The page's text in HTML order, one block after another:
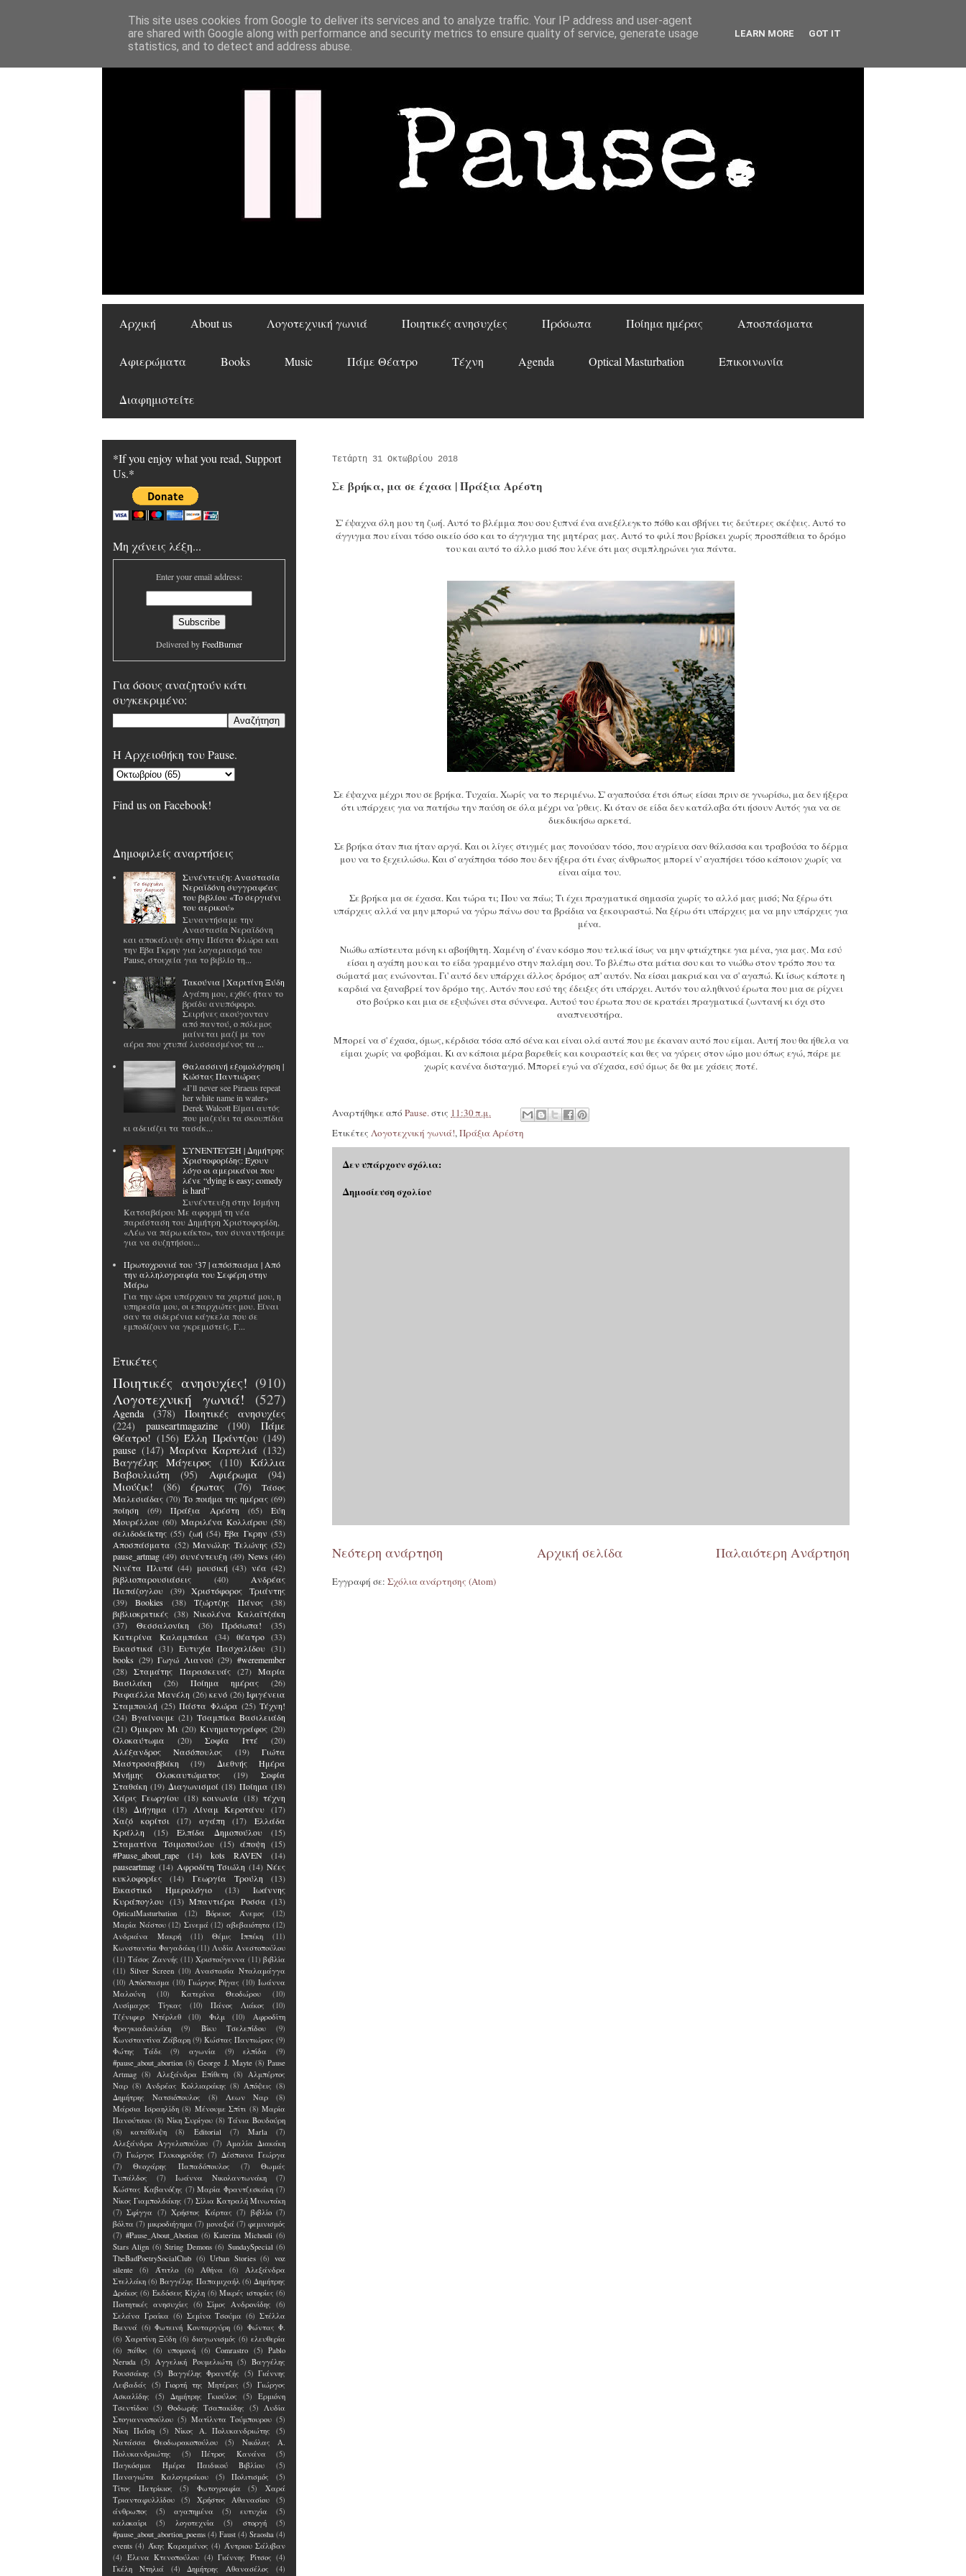
Αρχική About us Λογοτεχνική γωνιά Ποιητικές ανησυχίες Πρόσωπα Ποίημα ημέρας Αποσπάσματα
Αφιερώματα Books Music Πάμε Θέατρο Τέχνη Agenda Optical Masturbation Επικοινωνία
Διαφημιστείτε
Τετάρτη 31 Οκτωβρίου 2018
Σε βρήκα, μα σε έχασα | Πράξια Αρέστη
Σ' έψαχνα όλη μου τη ζωή. Αυτό το βλέμμα που σου ξυπνά ένα ανεξέλεγκτο πόθο και σβήνει τις δεύτερες σκέψεις. Αυτό το
άγγιγμα που είναι τόσο οικείο όσο και το άγγιγμα της μητέρας μας. Αυτό το φιλί που βρίσκει χωρίς προσπάθεια το δρόμο
του και αυτό το άλλο μισό που λένε ότι μας συμπληρώνει για πάντα.
Σε έψαχνα μέχρι που σε βρήκα. Τυχαία. Χωρίς να το περιμένω. Σ' αγαπούσα έτσι όπως είσαι πριν σε γνωρίσω, μα δεν ήξερα
ότι υπάρχεις για να πατήσω την παύση σε όλα μέχρι να 'ρθεις. Κι όταν σε είδα δεν κατάλαβα ότι ήσουν Αυτός για να σε
διεκδικήσω αρκετά.
Σε βρήκα όταν πια ήταν αργά. Και οι λίγες στιγμές μας πονούσαν τόσο, που αγρίευα σαν θάλασσα και τραβούσα το δέρμα
μου να το ξεχειλώσω. Και σ' αγάπησα τόσο που δεν ήξερα ότι ένας άνθρωπος μπορεί ν' αγαπήσει τόσο κάποιον χωρίς να
είναι αίμα του.
Σε βρήκα μα σε έχασα. Και τώρα τι; Που να πάω; Τι έχει πραγματικά σημασία χωρίς το αλλό μας μισό; Να ξέρω ότι
υπάρχεις αλλά να μην μπορώ να γύρω πάνω σου τα βράδια να ξεκουραστώ. Να ξέρω ότι υπάρχεις μα να μην υπάρχεις για
μένα.
Νιώθω απίστευτα μόνη κι αβοήθητη. Χαμένη σ' έναν κόσμο που τελικά ίσως να μην φτιάχτηκε για μένα, για μας. Μα εσύ
είσαι η αγάπη μου και το είδα γραμμένο στην παλάμη σου. Το βλέπω στα μάτια σου και το νιώθω στον τρόπο που τα
σώματά μας ενώνονται. Γι' αυτό δεν υπάρχει άλλος δρόμος απ' αυτόν. Να είσαι μακριά και να σ' αγαπώ. Κι ίσως κάποτε η
καρδιά να ξαναβρεί τον δρόμο της. Αυτόν που εσύ της έδειξες ότι υπάρχει. Αυτόν του αληθινού έρωτα που μια σε ρίχνει
στο βούρκο και μια σε εξυψώνει στα σύννεφα. Αυτού του έρωτα που σε κρατάει πραγματικά ζωντανή κι όχι στο
αναπνευστήρα.
Μπορεί να σ' έχασα, όμως, κέρδισα τόσα από σένα και είναι ολά αυτά που με έκαναν αυτό που είμαι. Αυτή που θα ήθελα να
είμαι χωρίς να φοβάμαι. Κι αν κάποια μέρα βαρεθείς και κουραστείς και θες να γύρεις στον ώμο μου όπως εγώ, πάρε με
χωρίς κανένα δισταγμό. Μπορεί εγώ να σ'έχασα, εσύ όμως δε θα με χάσεις ποτέ.
Αναρτήθηκε από Pause.στις 11:30 π.μ.
Ετικέτες Λογοτεχνική γωνιά!,Πράξια Αρέστη
Δεν υπάρχουν σχόλια:
Δημοσίευση σχολίου
Νεότερη ανάρτηση Παλαιότερη Ανάρτηση
Αρχική σελίδα
Εγγραφή σε: Σχόλια ανάρτησης (Atom)
*If you enjoy what you read, Support
Us.*
Μη χάνεις λέξη...
Enter your email address:
Delivered byFeedBurner
Για όσους αναζητούν κάτι
συγκεκριμένο:
H Αρχειοθήκη του Pause.
Find us on Facebook!
Δημοφιλείς αναρτήσεις
Συνέντευξη: Αναστασία
Νεραϊδόνη συγγραφέας
του βιβλίου «Το σεργιάνι
του αερικού»
Συναντήσαμε την
Αναστασία Νεραϊδόνη
και αποκάλυψε στην Πάστα Φλώρα και
την Έβα Γκρην για λογαριασμό του
Pause, στοιχεία για το βιβλίο τη...
Tακούνια | Χαριτίνη Ξύδη
Αγάπη μου, εχθές ήταν το
βράδυ ανυπόφορο.
Σειρήνες ακούγονταν
από παντού, ο πόλεμος
μαίνεται μαζί με τον
αέρα που χτυπά λυσσασμένος τα ...
Θαλασσινή εξομολόγηση |
Κώστας Παντιώρας
«I’ll never see Piraeus repeat
her white name in water»
Derek Walcott Είμαι αυτός
που μαζεύει τα σκουπίδια
κι αδειάζει τα τασάκ...
ΣΥΝΕΝΤΕΥΞΗ | Δημήτρης
Χριστοφορίδης: Έχουν
λόγο οι αμερικάνοι που
λένε “dying is easy; comedy
is hard”
Συνέντευξη στην Ισμήνη
Κατσαβάρου Με αφορμή τη νέα
παράσταση του Δημήτρη Χριστοφορίδη,
«Λέω να πάρω κάκτο», τον συναντήσαμε
για να συζητήσου...
Πρωτοχρονιά του ‘37 | απόσπασμα | Από
την αλληλογραφία του Σεφέρη στην
Μάρω
Για την ώρα υπάρχουν τα χαρτιά μου, η
υπηρεσία μου, οι επαρχιώτες μου. Είναι
σαν τα σιδερένια κάγκελα που σε
εμποδίζουν να γκρεμιστείς. Γ...
Ετικέτες
Ποιητικές ανησυχίες! (910)
Λογοτεχνική γωνιά!
(527)
Agenda (378)
Ποιητικές ανησυχίες
(224)
pauseartmagazine (190)
Πάμε
Θέατρο! (156) Έλλη Πράντζου (149)
pause (147) Μαρίνα Καρτελιά (132)
Βαγγέλης Μάγειρος
(110)
Κάλλια
Βαβουλιώτη
(95) Αφιέρωμα
(94)
Μιούζικ!
(86) έρωτας (76)
Τάσος
Μαλεσιάδας (70) Το ποιήμα της ημέρας (69)
ποίηση
(69) Πράξια Αρέστη (65)
Εύη
Μουρέλλου (60) Μαριλένα Κολλάρου (58)
σελιδοδείκτης (55) ζωή (54) Έβα Γκρην (53)
Αποσπάσματα (52) Μανώλης Τελώνης (52)
pause_artmag (49) συνέντευξη (49) News (46)
Νινέτα Πλυτά (44) μουσική (43) νέα (42)
βιβλιοπαρουσιάσεις
(40)
Ανδρέας
Παπάζογλου
(39)
Χριστόφορος Τριάντης
(39)
Bookies (38) Τζώρτζης Πάνος
(38)
βιβλιοκριτικές (38) Νικολένα Καλαϊτζάκη
(37)
Θεσσαλονίκη (36) Πρόσωπα!
(35)
Κατερίνα Καλαμπάκα
(34) θέατρο (33)
Εικαστικά (31) Ευτυχία Πασχαλίδου (31)
books (29) Γωγώ Λιανού (29) #weremember
(28) Σταμάτης Παρασκευάς (27) Μαρία
Βασιλάκη
(26) Ποίημα ημέρας
(26)
Ραφαέλλα Μανέλη (26) κενό (26) Ιφιγένεια
Σταμπουλή (25) Πάστα Φλώρα (25) Τέχνη!
(24) Βγαίνουμε (21) Τσαμπίκα Βασιλειάδη
(21) Όμικρον Μι (20) Κινηματογράφος (20)
Ολοκαύτωμα
(20) Σοφία Ιττέ
(20)
Αλέξανδρος Νασόπουλος
(19)
Γιώτα
Μαστροσαββάκη
(19)
Διεθνής Ημέρα
Μνήμης Ολοκαυτώματος
(19)
Σοφία
Σταθάκη (19) Διαγωνισμοί (18) Ποίημα (18)
Χάρις Γεωργίου (18) κοινωνία (18) τέχνη
(18)
Διήγημα (17) Λίναμ Κεροτάνυ (17)
Χαζό κορίτσι
(17) αγάπη (17)
Ελλάδα
Κράλλη
(15) Ελπίδα Δημοπούλου
(15)
Σταματίνα Τσιμοπούλου (15) άποψη (15)
#Pause_about_rape
(14) kots RAVEN
(14)
pauseartmag (14) Αφροδίτη Τσιώλη (14) Νέες
κυκλοφορίες
(14) Γεωργία Τρούλη
(13)
Εικαστικό Ημερολόγιο
(13)
Ιωάννης
Κυράπογλου (13) Μπαντιέρα Ροσσα (13)
OpticalMasturbation (12) Βόρειος Άνεμος
(12)
Μαρία Νάστου (12) Σινεμά (12) αβεβαιότητα (12)
Ανδριάνα Μακρή
(11) Θέμις Ιππέκη
(11)
Κωνσταντία Φαγαδάκη (11) Λυδία Ανεστοπούλου
(11) Τάσος Ζαννής (11) Χριστούγεννα (11) βιβλία
(11) Silver Screen (10) Αναστασία Νταλαμάγγα
(10) Απόσπασμα (10) Γιώργος Ρήγας (10) Ιωάννα
Μαλούνη
(10) Κατερίνα Θεοδώρου
(10)
Λυσίμαχος Τίγκας
(10) Πάνος Λιάκος
(10)
Τζένιφερ Ντέρλεθ
(10) Φιλμ (10)
Αφροδίτη
Φραγκιαδουλάκη
(9) Βίκυ Τσελεπίδου
(9)
Κωνσταντίνα Ζάβαρη (9) Κώστας Παντιώρας (9)
Φώτης Τάδε
(9) αγωνία (9) ελπίδα
(9)
#pause_about_abortion (8) George J. Mayte (8) Pause
Artmag (8) Αλεξάνδρα Επίθετη (8) Αλμπέρτος
Ναρ (8) Ανδρέας Κολλιαράκης (8) Απόψεις (8)
Δημήτρης Νατσιόπουλος
(8) Λεων Ναρ
(8)
Μάρσια Ισραηλίδη (8) Μένουμε Σπίτι (8) Μαρία
Πανούτσου (8) Νίκη Συρίγου (8) Τάνια Βουδούρη
(8)
κατάθλιψη (8) Editorial (7) Marla
(7)
Αλεξάνδρα Αγγελοπούλου (7) Αμαλία Διακάκη
(7) Γιώργος Γλυκοφρύδης (7) Δέσποινα Γεώργα
(7)
Θεοχάρης Παπαδόπουλος (7)
Θωμάς
Τυπάλδος
(7) Ιωάννα Νικολαντωνάκη
(7)
Κώστας Καβανόζης (7) Μαρία Φραντζεσκάκη (7)
Νίκος Γιαμπολδάκης (7) Σίλια Κατραλή Μινωτάκη
(7) Σφίγγα (7) Χρήστος Κάρτας (7) βιβλίο (7)
βόλτα (7) μικροδιήγημα (7) μοναξιά (7) φεμινισμός
(7) #Pause_About_Abotion (6) Katerina Michouli (6)
Stars Align (6) String Demons (6) SundaySpecial (6)
TheBadPoetrySocialClub (6) Urban Stories (6) voz
silente
(6) Άτιτλο (6) Αθήνα (6)
Αλεξάνδρα
Στελλάκη (6) Βαγγέλης Παπαμιχαήλ (6) Δημήτρης
Δράκος (6) Εκδόσεις Κίχλη (6) Μικρές ιστορίες (6)
Ποιτητικές ανησυχίες (6) Σίμος Ανδρονίδης (6)
Σελάνα Γραίκα (6) Σεμίνα Τσούμα (6) Στέλλα
Βιεννά (6) Φωτεινή Κονταργύρη (6) Φώντας Φ.
(6) Χαριτίνη Ξύδη (6) διαγωνισμός (6) ελευθερία
(6)
πάθος (6) υπομονή (6) Comrastro (5) Pablo
Neruda (5) Αγγελική Ρουμελιώτη (5) Βαγγέλης
Ρουσσάκης (5) Βαγγέλης Φραντζής (5) Γιάννης
Λειβαδάς (5) Γιορτή της Μητέρας (5) Γιώργος
Ασκαλίδης
(5) Δημήτρης Γκιούλος (5)
Ερμιόνη
Τσεντίδου (5) Θοδωρής Τσαπακίδης (5) Λυδία
Στογιαννοπούλου (5) Ματίλντα Τούμπουρου (5)
Νίκη Παΐση (5) Νίκος Α. Πολυκανδριώτης
(5)
Νατάσσα Θεοδωρακοπούλου
(5)
Νικόλας Α.
Πολυκανδριώτης
(5) Πέτρος Κανάνα
(5)
Παγκόσμια Ημέρα Παιδικού Βιβλίου
(5)
Παναγιώτα Καλογεράκου
(5) Πολιτισμός
(5)
Τίτος Πατρίκιος
(5) Φωτογραφία (5)
Χαρά
Τριανταφυλλίδου
(5) Χρήστος Αθανασίου
(5)
άνθρωπος
(5) αγαπημένα (5) ευτυχία
(5)
καλοκαίρι
(5) λογοτεχνία (5) στοργή
(5)
#pause_about_abortion_poems (4) Faust (4) Sraosha (4)
events (4) Άκης Καραμάνος (4) Άντριου Σάλιβαν
(4) Έλενα Kτενοπούλου (4) Γιάννης Ρίτσος (4)
Γκέλη Ντηλιά
(4) Δημήτρης Αθανασέλος
(4)
This site uses cookies from Google to deliver its services and to analyze traffic. Your IP address and user-agent
are shared with Google along with performance and security metrics to ensure quality of service, generate usage
statistics, and to detect and address abuse.
LEARN MORE GOT IT